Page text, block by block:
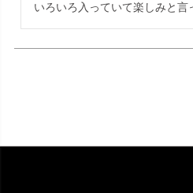
いろいろ入っていて楽しみと言